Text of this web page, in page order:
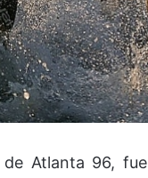
Atlanta 96, fue